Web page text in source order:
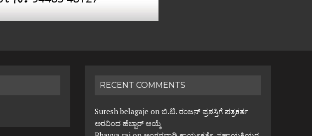
RECENT COMMENTS
Suresh belagaje onಬಿ.ಟಿ. ರಂಜನ್ ಪ್ರಶಸ್ತಿಗೆ ಪತ್ರಕರ್ತ
ಅರವಿಂದ ಹೆಬ್ಬಾರ್ ಆಯ್ಕೆ